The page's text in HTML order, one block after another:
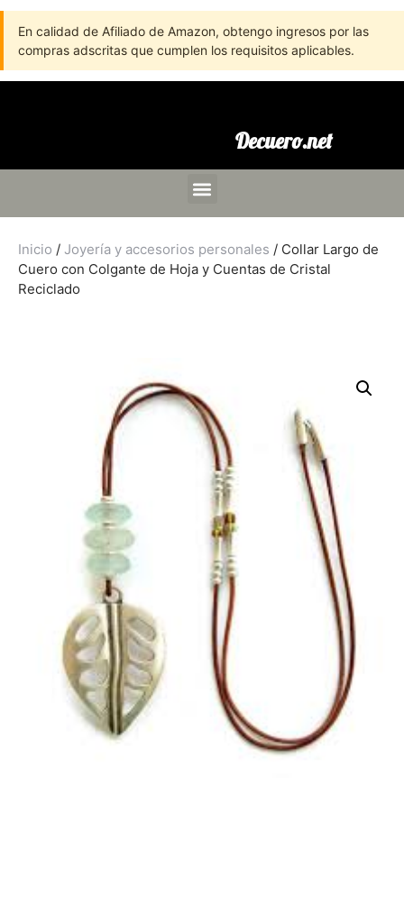
En calidad de Afiliado de Amazon, obtengo ingresos por las
compras adscritas que cumplen los requisitos aplicables.
Decuero.net
Inicio / Joyería y accesorios personales / Collar Largo de
Cuero con Colgante de Hoja y Cuentas de Cristal
Reciclado